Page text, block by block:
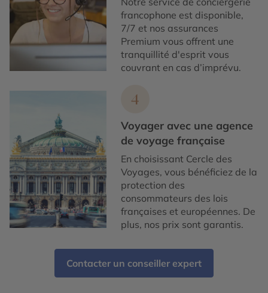
francophone est disponible,
7/7 et nos assurances
Premium vous offrent une
tranquillité d'esprit vous
couvrant en cas d’imprévu.
4
Voyager avec une agence
de voyage française
En choisissant Cercle des
Voyages, vous bénéficiez de la
protection des
consommateurs des lois
françaises et européennes. De
plus, nos prix sont garantis.
Contacter un conseiller expert